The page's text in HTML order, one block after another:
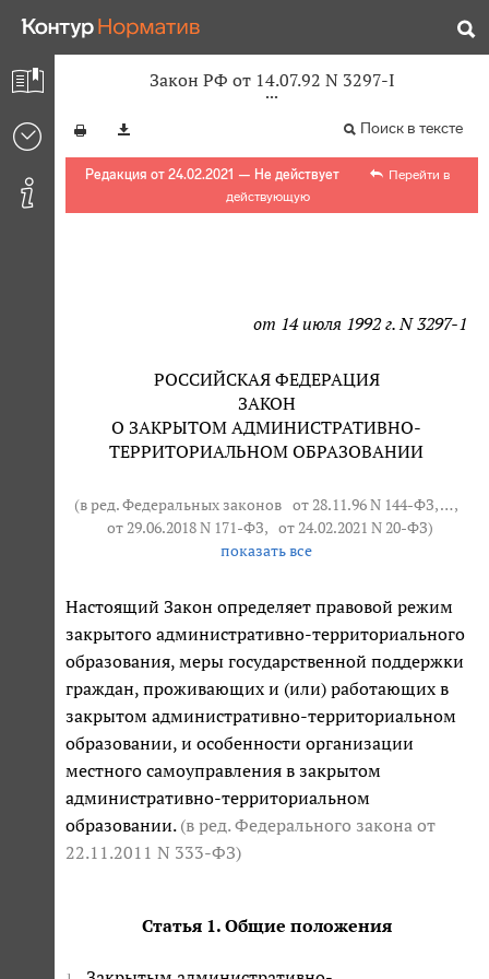
Закон РФ от 14.07.92 N 3297-I
Поиск в тексте
Редакция от 24.02.2021 — Не действует
Перейти в
действующую
от 14 июля 1992 г. N 3297-1
РОССИЙСКАЯ ФЕДЕРАЦИЯ
ЗАКОН
О ЗАКРЫТОМ АДМИНИСТРАТИВНО-
ТЕРРИТОРИАЛЬНОМ ОБРАЗОВАНИИ
(в ред. Федеральных законов от 28.11.96 N 144-ФЗ, … ,
от 29.06.2018 N 171-ФЗ, от 24.02.2021 N 20-ФЗ)
показать все
Настоящий Закон определяет правовой режим
закрытого административно-территориального
образования, меры государственной поддержки
граждан, проживающих и (или) работающих в
закрытом административно-территориальном
образовании, и особенности организации
местного самоуправления в закрытом
административно-территориальном
образовании. (в ред. Федерального закона от
22.11.2011 N 333-ФЗ)
Статья 1. Общие положения